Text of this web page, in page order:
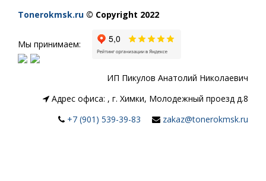
Tonerokmsk.ru © Copyright 2022
Мы принимаем:
ИП Пикулов Анатолий Николаевич
Адрес офиса: , г. Химки, Молодежный проезд д.8
+7 (901) 539-39-83
zakaz@tonerokmsk.ru